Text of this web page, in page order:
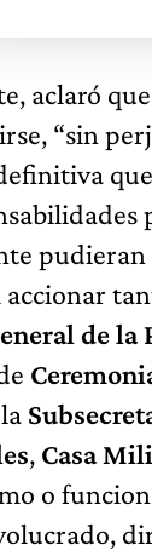
aclaró
“sin
pudieran
accionar
de la
, Casa
o